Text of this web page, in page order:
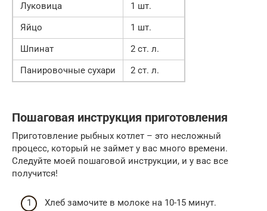
Луковица
1 шт.
Яйцо
1 шт.
Шпинат
2 ст. л.
Панировочные сухари
2 ст. л.
Пошаговая инструкция приготовления
Приготовление рыбных котлет – это несложный
процесс, который не займет у вас много времени.
Следуйте моей пошаговой инструкции, и у вас все
получится!
Хлеб замочите в молоке на 10-15 минут.